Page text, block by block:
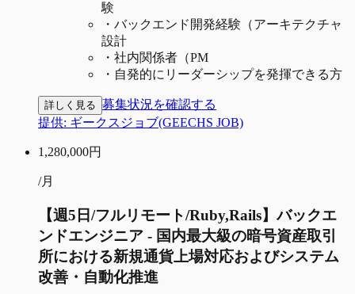
験
・ バックエンド開発経験（アーキテクチャ
設計
・ 社内関係者（PM
・ 自発的にリーダーシップを発揮できる方
詳しく見る 募集状況を確認する
提供: ギークスジョブ(GEECHS JOB)
1,280,000円
/月
【週5日/フルリモート/Ruby,Rails】バックエ
ンドエンジニア - 国内最大級の暗号資産取引
所における新規通貨上場対応およびシステム
改善・自動化推進